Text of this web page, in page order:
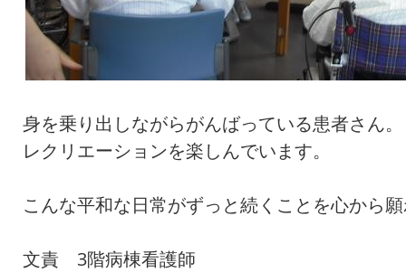
身を乗り出しながらがんばっている患者さん。
レクリエーションを楽しんでいます。
こんな平和な日常がずっと続くことを心から
文責 3階病棟看護師